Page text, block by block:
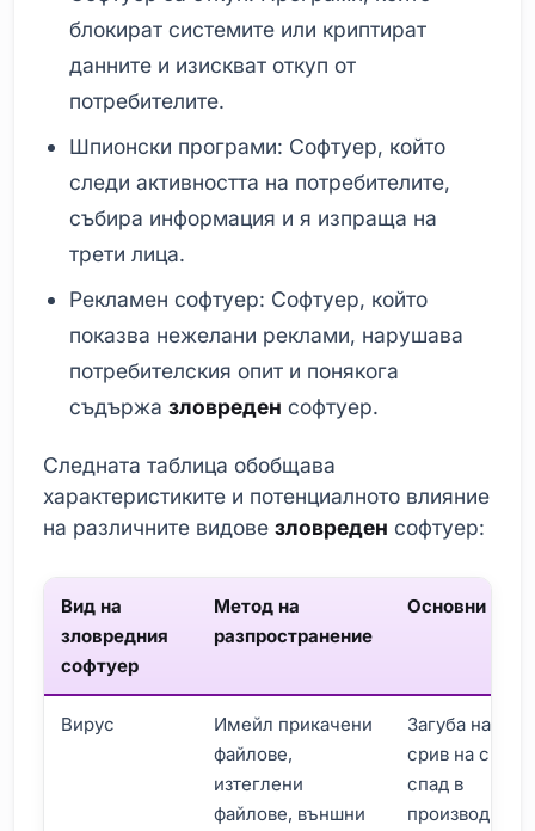
блокират системите или криптират
данните и изискват откуп от
потребителите.
Шпионски програми: Софтуер, който
следи активността на потребителите,
събира информация и я изпраща на
трети лица.
Рекламен софтуер: Софтуер, който
показва нежелани реклами, нарушава
потребителския опит и понякога
съдържазловреден софтуер.
Следната таблица обобщава
характеристиките и потенциалното влияние
на различните видове зловреден софтуер:
Вид на
зловредния
софтуер
Метод на
разпространение
Основни
Вирус
Имейл прикачени
файлове,
изтеглени
файлове, външни
Загуба на
срив на
спад в